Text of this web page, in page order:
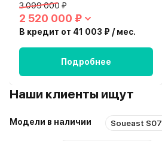
3 099 000 ₽
2 520 000 ₽
В кредит от 41 003 ₽ / мес.
Подробнее
Наши клиенты ищут
Модели в наличии Soueast S07